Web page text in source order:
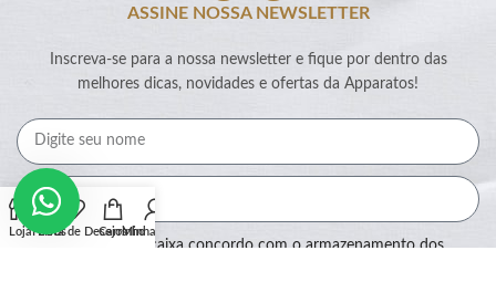
ASSINE NOSSA NEWSLETTER
Inscreva-se para a nossa newsletter e fique por dentro das
melhores dicas, novidades e ofertas da Apparatos!
Ao marcar essa caixa concordo com o armazenamento dos
LojaFiltros
Lista de Desejos
CarrinhoMinha conta